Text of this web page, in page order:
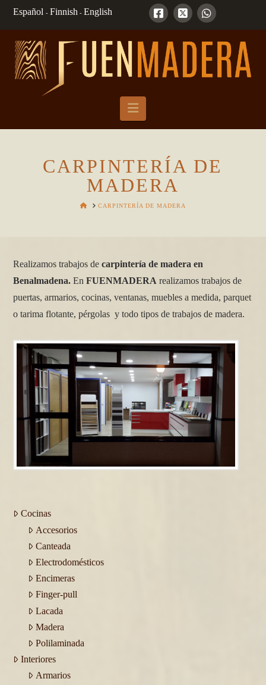
Español- Finnish - English
Navigation
CARPINTERÍA DE
MADERA
HOMECARPINTERÍA DE MADERA
Realizamos trabajos decarpintería de madera en
Benalmadena.EnFUENMADERArealizamos trabajos de
puertas, armarios, cocinas, ventanas, muebles a medida, parquet
o tarima flotante, pérgolas y todo tipos de trabajos de madera.
Cocinas
Accesorios
Canteada
Electrodomésticos
Encimeras
Finger-pull
Lacada
Madera
Polilaminada
Interiores
Armarios